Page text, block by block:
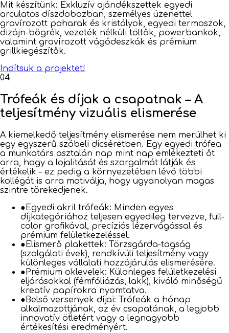
Mit készítünk: Exkluzív ajándékszettek egyedi
arculatos díszdobozban, személyes üzenettel
gravírozott poharak és kristályok, egyedi termoszok,
dizájn-bögrék, vezeték nélküli töltők, powerbankok,
valamint gravírozott vágódeszkák és prémium
grillkiegészítők.
Indítsuk a projektet!
04
Trófeák és díjak a csapatnak – A
teljesítmény vizuális elismerése
A kiemelkedő teljesítmény elismerése nem merülhet ki
egy egyszerű szóbeli dicséretben. Egy egyedi trófea
a munkatárs asztalán nap mint nap emlékezteti őt
arra, hogy a lojalitását és szorgalmát látják és
értékelik – ez pedig a környezetében lévő többi
kollégát is arra motiválja, hogy ugyanolyan magas
szintre törekedjenek.
● Egyedi akril trófeák: Minden egyes
díjkategóriához teljesen egyedileg tervezve, full-
color grafikával, precíziós lézervágással és
prémium felületkezeléssel.
● Elismerő plakettek: Törzsgárda-tagság
(szolgálati évek), rendkívüli teljesítmény vagy
különleges vállalati hozzájárulás elismerésére.
●Prémium oklevelek: Különleges felületkezelési
eljárásokkal (fémfóliázás, lakk), kiváló minőségű
kreatív papírokra nyomtatva.
● Belső versenyek díjai: Trófeák a hónap
alkalmazottjának, az év csapatának, a legjobb
innovatív ötletért vagy a legnagyobb
értékesítési eredményért.